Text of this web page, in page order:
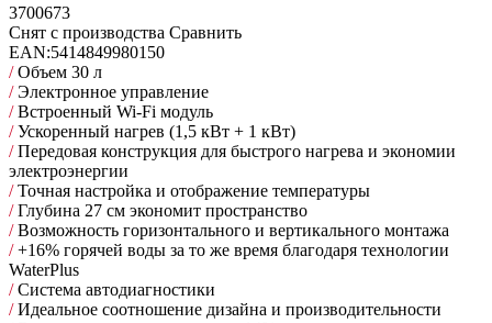
3700673
Снят с производства Сравнить
EAN:5414849980150
/Объем 30 л
/Электронное управление
/Встроенный Wi-Fi модуль
/Ускоренный нагрев (1,5 кВт + 1 кВт)
/Передовая конструкция для быстрого нагрева и экономии
электроэнергии
/Точная настройка и отображение температуры
/Глубина 27 см экономит пространство
/Возможность горизонтального и вертикального монтажа
/+16% горячей воды за то же время благодаря технологии
WaterPlus
/Cистема автодиагностики
/Идеальное соотношение дизайна и производительности